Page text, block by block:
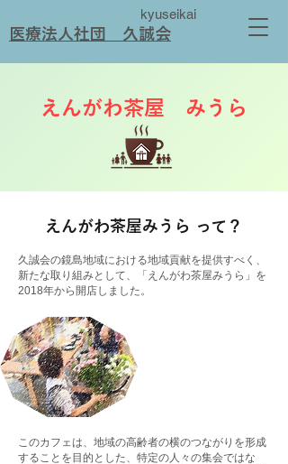
​医療法人社団 久誠会
kyuseikai
​えんがわ茶屋 みうら
​えんがわ茶屋みうら って？
久誠会の鏡島地域における地域貢献を提供すべく、
新たな取り組みとして、「えんがわ茶屋みうら」を
2018年から開店しました。
このカフェは、地域の高齢者の横のつながりを形成
することを目的とした、特定の人々の集会ではな